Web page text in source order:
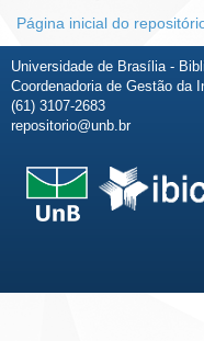
Página inicial do
Universidade de Brasília -
Coordenadoria de Gestão da
(61) 3107-2683
repositorio@unb.br